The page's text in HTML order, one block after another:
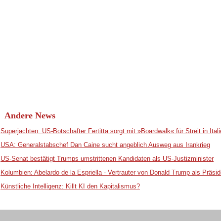
Andere News
Superjachten: US-Botschafter Fertitta sorgt mit »Boardwalk« für Streit in
USA: Generalstabschef Dan Caine sucht angeblich Ausweg aus Irankrieg
US-Senat bestätigt Trumps umstrittenen Kandidaten als US-Justizminister
Kolumbien: Abelardo de la Espriella - Vertrauter von Donald Trump als
Künstliche Intelligenz: Killt KI den Kapitalismus?